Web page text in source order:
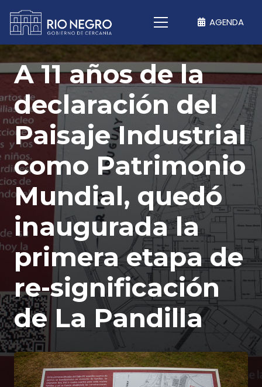
AGENDA
A 11 años de la
declaración del
Paisaje Industrial
como Patrimonio
Mundial, quedó
inaugurada la
primera etapa de
re-significación
de La Pandilla